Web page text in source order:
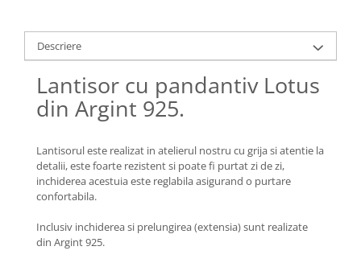
COLIERE CU PERLE
Coliere cu Perle Naturale
Coliere cu Perle Preciosa
COLIERE ȘNUR REGLABIL
Coliere cu Inimioare
Coliere cu Stea
Coliere cu Soare
Coliere cu Semilună
Coliere cu Zodii
Coliere cu Flori
Descriere
Lantisor cu pandantiv Lotus
din Argint 925.
Lantisorul este realizat in atelierul nostru cu grija si atentie la
detalii, este foarte rezistent si poate fi purtat zi de zi,
inchiderea acestuia este reglabila asigurand o purtare
confortabila.
Inclusiv inchiderea si prelungirea (extensia) sunt realizate
din Argint 925.